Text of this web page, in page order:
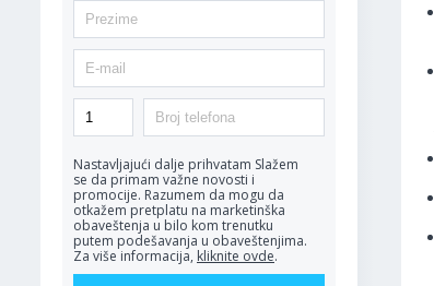
Nastavljajući dalje prihvatam Slažem
se da primam važne novosti i
promocije. Razumem da mogu da
otkažem pretplatu na marketinška
obaveštenja u bilo kom trenutku
putem podešavanja u obaveštenjima.
Za više informacija, kliknite ovde.